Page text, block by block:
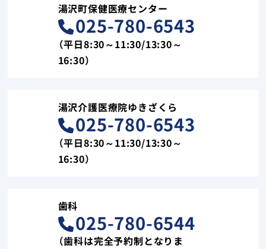
湯沢町保健医療センター
025-780-6543
（平日8:30～11:30/13:30～
16:30）
湯沢介護医療院ゆきざくら
025-780-6543
（平日8:30～11:30/13:30～
16:30）
歯科
025-780-6544
（歯科は完全予約制となりま